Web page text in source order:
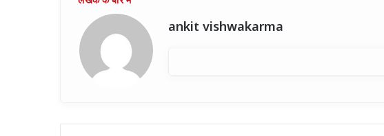
ankit vishwakarma